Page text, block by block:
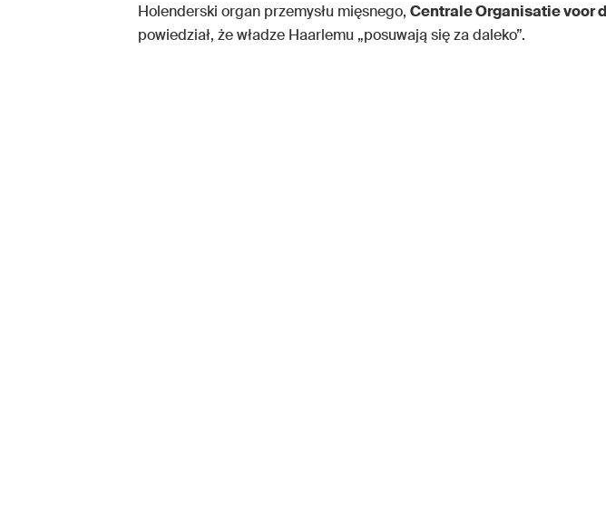
Holenderski organ przemysłu mięsnego, Centrale Organisatie voor
powiedział, że władze Haarlemu „posuwają się za daleko”.